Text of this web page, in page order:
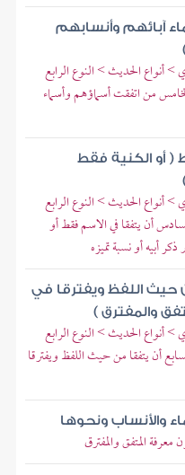
آبائهم وأنسابهم
أنواع الحديث > النوع الرابع
من اتفقت أسماؤهم وأسماء
( أو الكنية فقط
أنواع الحديث > النوع الرابع
أن يتفقا في الاسم فقط أو
أبيه أو نسبة تميزه
حيث اللفظ ويفترقا في
والمفترق )
أنواع الحديث > النوع الرابع
أن يتفقا من حيث اللفظ ويفترقا
والأنساب ونحوها
المتفق والمفترق